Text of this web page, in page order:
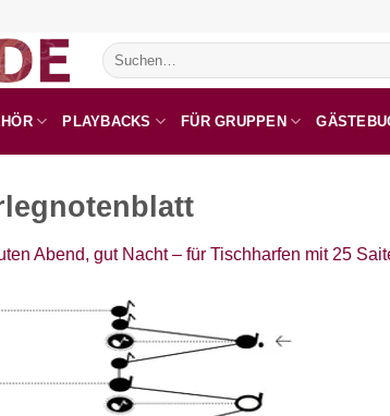
Suchen
nach:
PLAYBACKS FÜR GRUPPEN
Abend, gut Nacht – für Tischharfen mit 25